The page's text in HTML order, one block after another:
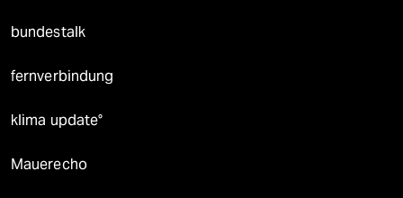
bundestalk
fernverbindung
klima update°
Mauerecho